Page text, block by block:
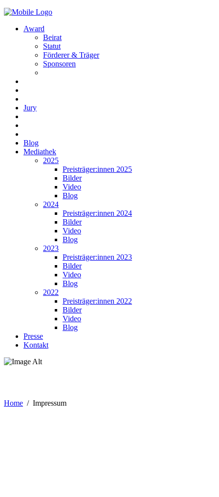
Award
Beirat
Statut
Förderer & Träger
Sponsoren
Jury
Blog
Mediathek
2025
Preisträger:innen 2025
Bilder
Video
Blog
2024
Preisträger:innen 2024
Bilder
Video
Blog
2023
Preisträger:innen 2023
Bilder
Video
Blog
2022
Preisträger:innen 2022
Bilder
Video
Blog
Presse
Kontakt
Home / Impressum